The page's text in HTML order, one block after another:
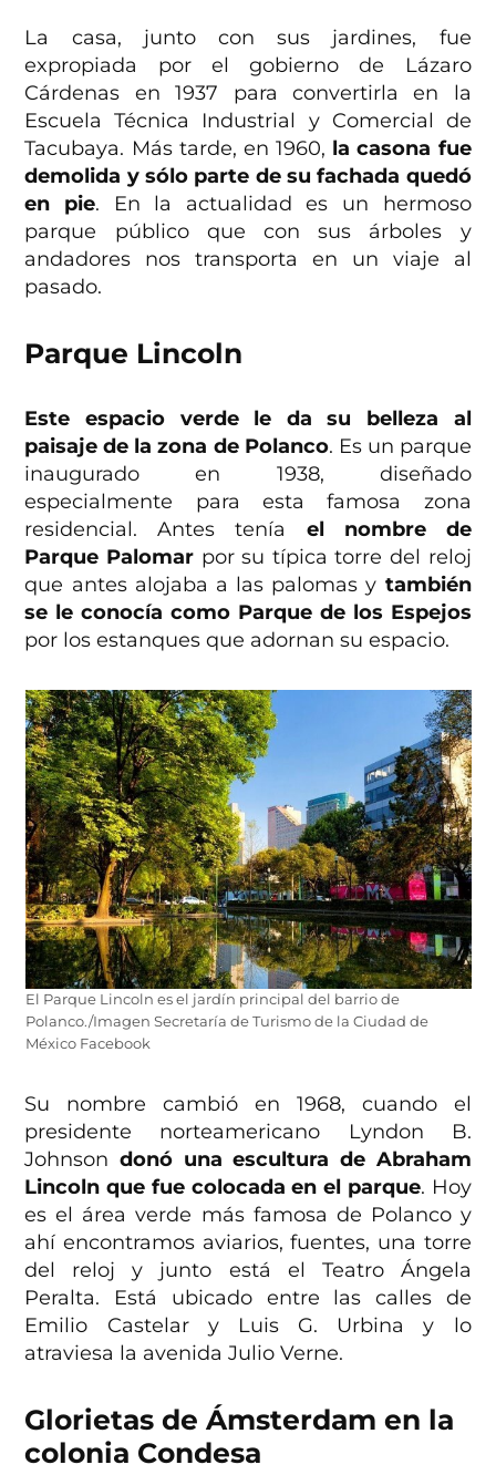
La casa, junto con sus jardines, fue
expropiada por el gobierno de Lázaro
Cárdenas en 1937 para convertirla en la
Escuela Técnica Industrial y Comercial de
Tacubaya. Más tarde, en 1960, la casona fue
demolida y sólo parte de su fachada quedó
en pie. En la actualidad es un hermoso
parque público que con sus árboles y
andadores nos transporta en un viaje al
pasado.
Parque Lincoln
Este espacio verde le da su belleza al
paisaje de la zona de Polanco. Es un parque
inaugurado en 1938, diseñado
especialmente para esta famosa zona
residencial. Antes tenía el nombre de
Parque Palomar por su típica torre del reloj
que antes alojaba a las palomas y también
se le conocía como Parque de los Espejos
por los estanques que adornan su espacio.
El Parque Lincoln es el jardín principal del barrio de
Polanco./Imagen Secretaría de Turismo de la Ciudad de
México Facebook
Su nombre cambió en 1968, cuando el
presidente norteamericano Lyndon B.
Johnsondonó una escultura de Abraham
Lincoln que fue colocada en el parque. Hoy
es el área verde más famosa de Polanco y
ahí encontramos aviarios, fuentes, una torre
del reloj y junto está el Teatro Ángela
Peralta. Está ubicado entre las calles de
Emilio Castelar y Luis G. Urbina y lo
atraviesa la avenida Julio Verne.
Glorietas de Ámsterdam en la
colonia Condesa